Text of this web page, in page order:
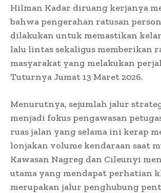
Hilman Kadar diruang kerjanya
bahwa pengerahan ratusan
dilakukan untuk memastikan
lalu lintas sekaligus memberikan
masyarakat yang melakukan
Tuturnya Jumat 13 Maret 2026.
Menurutnya, sejumlah jalur
menjadi fokus pengawasan
ruas jalan yang selama ini kerap
lonjakan volume kendaraan saat
Kawasan Nagreg dan Cileunyi
utama yang mendapat perhatian
merupakan jalur penghubung